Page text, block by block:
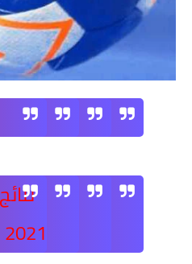
2021